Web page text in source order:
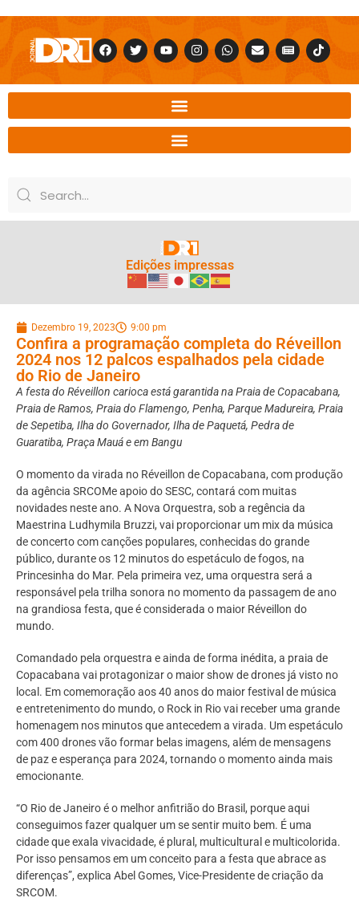
Edições impressas
Dezembro 19, 2023 9:00 pm
Confira a programação completa do Réveillon
2024 nos 12 palcos espalhados pela cidade
do Rio de Janeiro
A festa do Réveillon carioca está garantida na Praia de Copacabana,
Praia de Ramos, Praia do Flamengo, Penha, Parque Madureira, Praia
de Sepetiba, Ilha do Governador, Ilha de Paquetá, Pedra de
Guaratiba, Praça Mauá e em Bangu
O momento da virada no Réveillon de Copacabana, com produção
da agência SRCOMe apoio do SESC, contará com muitas
novidades neste ano. A Nova Orquestra, sob a regência da
Maestrina Ludhymila Bruzzi, vai proporcionar um mix da música
de concerto com canções populares, conhecidas do grande
público, durante os 12 minutos do espetáculo de fogos, na
Princesinha do Mar. Pela primeira vez, uma orquestra será a
responsável pela trilha sonora no momento da passagem de ano
na grandiosa festa, que é considerada o maior Réveillon do
mundo.
Comandado pela orquestra e ainda de forma inédita, a praia de
Copacabana vai protagonizar o maior show de drones já visto no
local. Em comemoração aos 40 anos do maior festival de música
e entretenimento do mundo, o Rock in Rio vai receber uma grande
homenagem nos minutos que antecedem a virada. Um espetáculo
com 400 drones vão formar belas imagens, além de mensagens
de paz e esperança para 2024, tornando o momento ainda mais
emocionante.
“O Rio de Janeiro é o melhor anfitrião do Brasil, porque aqui
conseguimos fazer qualquer um se sentir muito bem. É uma
cidade que exala vivacidade, é plural, multicultural e multicolorida.
Por isso pensamos em um conceito para a festa que abrace as
diferenças”, explica Abel Gomes, Vice-Presidente de criação da
SRCOM.